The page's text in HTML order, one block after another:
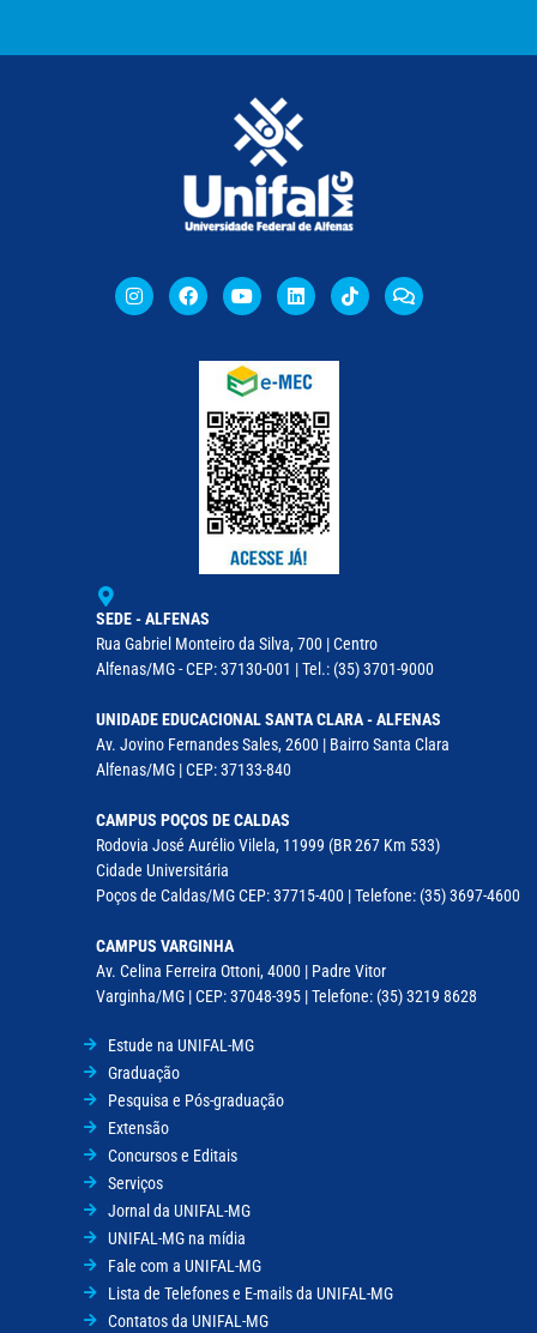
SEDE - ALFENAS
Rua Gabriel Monteiro da Silva, 700 | Centro
Alfenas/MG - CEP: 37130-001 | Tel.: (35) 3701-9000
UNIDADE EDUCACIONAL SANTA CLARA - ALFENAS
Av. Jovino Fernandes Sales, 2600 | Bairro Santa Clara
Alfenas/MG | CEP: 37133-840
CAMPUS POÇOS DE CALDAS
Rodovia José Aurélio Vilela, 11999 (BR 267 Km 533)
Cidade Universitária
Poços de Caldas/MG CEP: 37715-400 | Telefone: (35) 3697-4600
CAMPUS VARGINHA
Av. Celina Ferreira Ottoni, 4000 | Padre Vitor
Varginha/MG | CEP: 37048-395 | Telefone: (35) 3219 8628
Estude na UNIFAL-MG
Graduação
Pesquisa e Pós-graduação
Extensão
Concursos e Editais
Serviços
Jornal da UNIFAL-MG
UNIFAL-MG na mídia
Fale com a UNIFAL-MG
Lista de Telefones e E-mails da UNIFAL-MG
Contatos da UNIFAL-MG